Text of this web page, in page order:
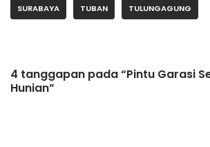
SURABAYA TUBAN TULUNGAGUNG
4 tanggapan pada “Pintu Garasi
Hunian”